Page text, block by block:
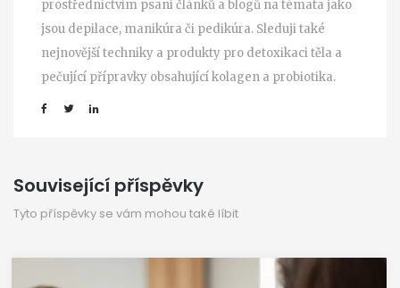
prostřednictvím psaní článků a blogů na témata jako
jsou depilace, manikúra či pedikúra. Sleduji také
nejnovější techniky a produkty pro detoxikaci těla a
pečující přípravky obsahující kolagen a probiotika.
Související příspěvky
Tyto příspěvky se vám mohou také líbit